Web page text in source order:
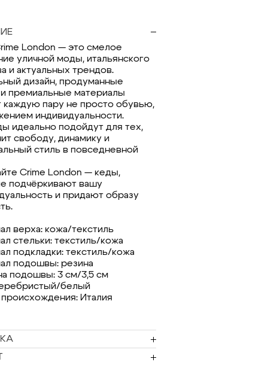
London — это смелое
уличной моды, итальянского
и актуальных трендов.
дизайн, продуманные
премиальные материалы
каждую пару не просто обувью,
индивидуальности.
идеально подойдут для тех,
свободу, динамику и
стиль в повседневной
Crime London — кеды,
подчёркивают вашу
и придают образу
верха: кожа/текстиль
стельки: текстиль/кожа
подкладки: текстиль/кожа
подошвы: резина
подошвы: 3 см/3,5 см
белый
Италия